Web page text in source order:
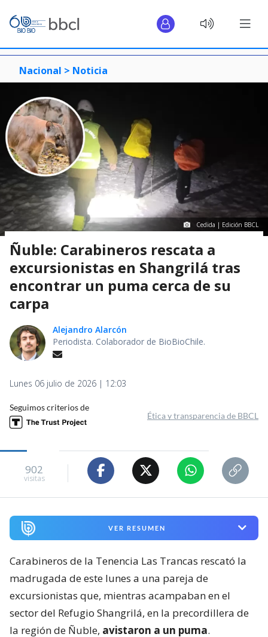
Nacional > Noticia
Cedida | Edición BBCL
Ñuble: Carabineros rescata a
excursionistas en Shangrilá tras
encontrar un puma cerca de su
carpa
Alejandro Alarcón
Periodista. Colaborador de BioBioChile.
Lunes 06 julio de 2026 | 12:03
Seguimos criterios de
Ética y transparencia de BBCL
902
visitas
VER RESUMEN
Carabineros de la Tenencia Las Trancas rescató la
madrugada de este lunes a una pareja de
excursionistas que, mientras acampaban en el
sector del Refugio Shangrilá, en la precordillera de
la región de Ñuble, avistaron a un puma.